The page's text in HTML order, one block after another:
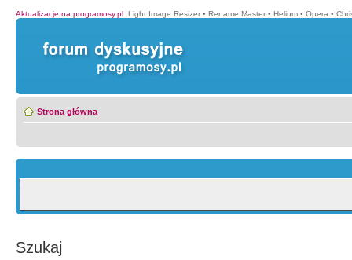
Aktualizacje na programosy.pl: Light Image Resizer • Rename Master • Helium • Opera •
Strona główna
Szukaj